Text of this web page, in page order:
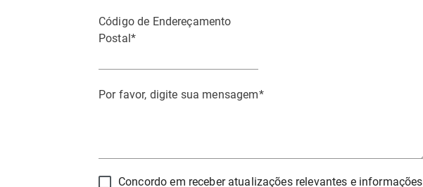
Código de Endereçamento
Postal*
Por favor, digite sua mensagem*
Concordo em receber atualizações relevantes e informações